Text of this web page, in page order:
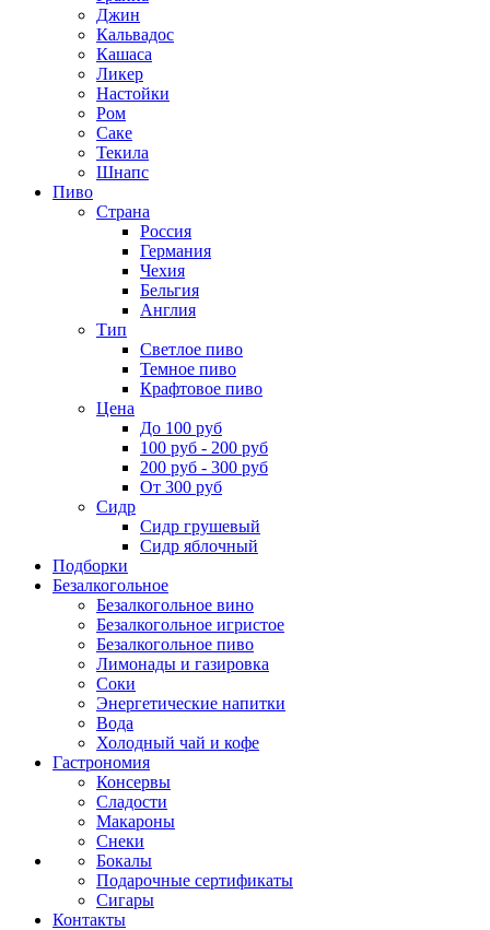
Джин
Кальвадос
Кашаса
Ликер
Настойки
Ром
Саке
Текила
Шнапс
Пиво
Страна
Россия
Германия
Чехия
Бельгия
Англия
Тип
Светлое пиво
Темное пиво
Крафтовое пиво
Цена
До 100 руб
100 руб - 200 руб
200 руб - 300 руб
От 300 руб
Сидр
Сидр грушевый
Сидр яблочный
Подборки
Безалкогольное
Безалкогольное вино
Безалкогольное игристое
Безалкогольное пиво
Лимонады и газировка
Соки
Энергетические напитки
Вода
Холодный чай и кофе
Гастрономия
Консервы
Сладости
Макароны
Снеки
Бокалы
Подарочные сертификаты
Сигары
Контакты